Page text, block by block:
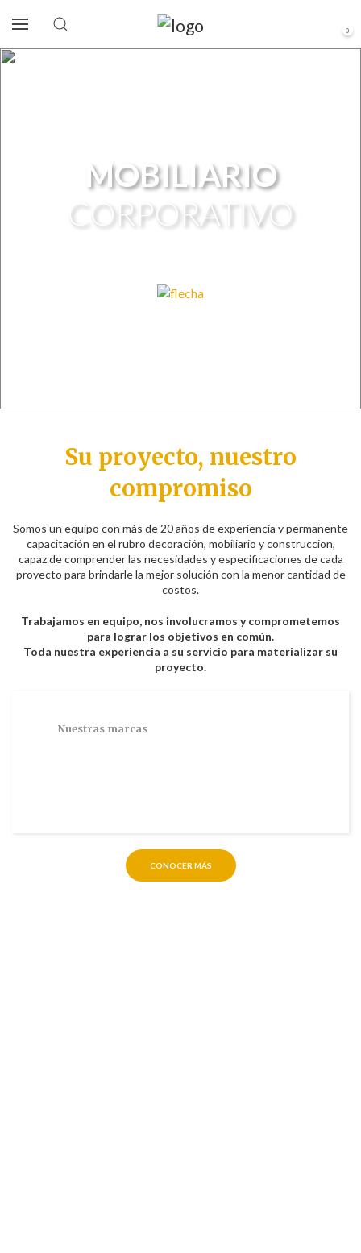
0
MOBILIARIO
CORPORATIVO
Su proyecto, nuestro
compromiso
Somos un equipo con más de 20 años de experiencia y permanente
capacitación en el rubro decoración, mobiliario y construccion,
capaz de comprender las necesidades y especificaciones de cada
proyecto para brindarle la mejor solución con la menor cantidad de
costos.
Trabajamos en equipo, nos involucramos y comprometemos
para lograr los objetivos en común.
Toda nuestra experiencia a su servicio para materializar su
proyecto.
Nuestras marcas
CONOCER MÁS